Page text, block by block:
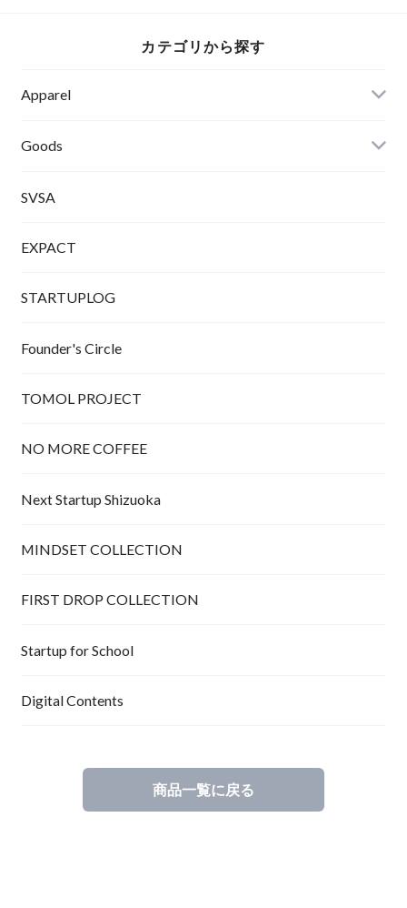
カテゴリから探す
Apparel
Tシャツ
Goods
SVSA
EXPACT
STARTUPLOG
Founder's Circle
TOMOL PROJECT
NO MORE COFFEE
Next Startup Shizuoka
MINDSET COLLECTION
FIRST DROP COLLECTION
Startup for School
Digital Contents
商品一覧に戻る